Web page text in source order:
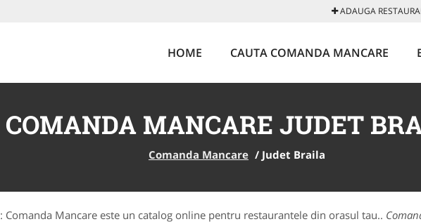
ADAUGA
HOME CAUTA COMANDA MANCARE
COMANDA MANCARE JUDET
Comanda Mancare / Judet Braila
: Comanda Mancare este un catalog online pentru restaurantele din orasul tau..